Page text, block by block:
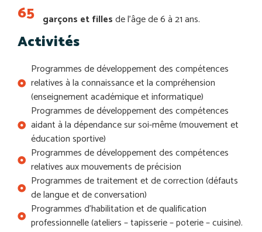
65 garçons et fillesde l’âge de 6 à 21 ans.
Activités
Programmes de développement des compétences
relatives à la connaissance et la compréhension
(enseignement académique et informatique)
Programmes de développement des compétences
aidant à la dépendance sur soi-même (mouvement et
éducation sportive)
Programmes de développement des compétences
relatives aux mouvements de précision
Programmes de traitement et de correction (défauts
de langue et de conversation)
Programmes d’habilitation et de qualification
professionnelle (ateliers – tapisserie – poterie – cuisine).